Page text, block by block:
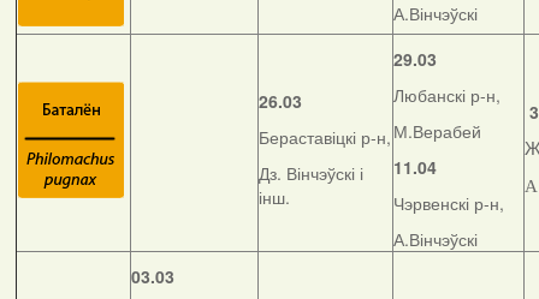
А.Вінчэўскі
26.03
Бераставіцкі р-н,
Дз. Вінчэўскі і
інш.
29.03
Любанскі р-н,
М.Верабей
11.04
Чэрвенскі р-н,
А.Вінчэўскі
03.03